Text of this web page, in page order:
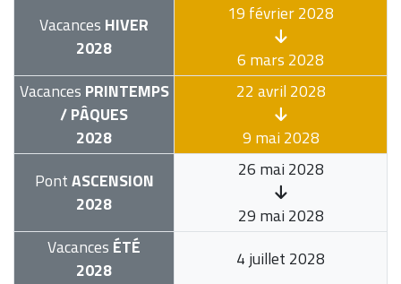
Vacances HIVER
2028
19 février 2028
6 mars 2028
Vacances PRINTEMPS
/ PÂQUES
2028
22 avril 2028
9 mai 2028
PontASCENSION
2028
26 mai 2028
29 mai 2028
Vacances ÉTÉ
2028
4 juillet 2028